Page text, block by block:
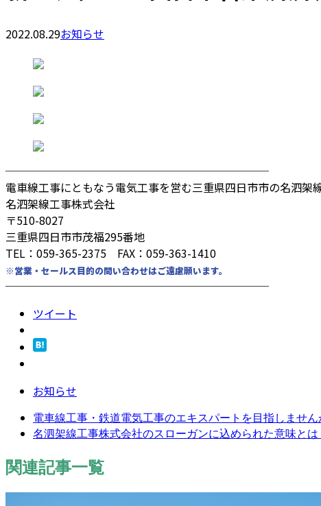
2022.08.29お知らせ
────────────────────────
電車線工事にともなう電気工事を営む三重県四日市市の名泗架
名泗架線工事株式会社
〒510-8027
三重県四日市市茂福295番地
TEL：059-365-2375 FAX：059-363-1410
※営業・セールス目的の問い合わせはご遠慮願います。
────────────────────────
ツイート
お知らせ
電車線工事・鉄道電気工事のエキスパートを目指しません
名泗架線工事株式会社のスローガンに込められた意味とは
関連記事一覧